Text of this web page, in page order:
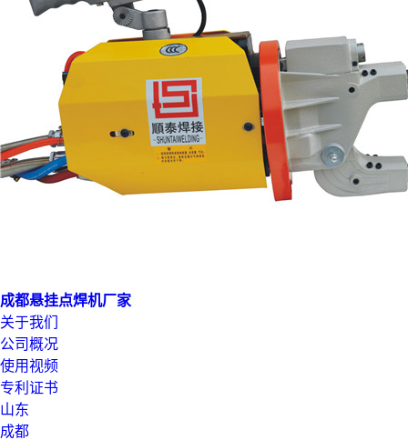
成都悬挂点焊机厂家
关于我们
公司概况
使用视频
专利证书
山东
成都